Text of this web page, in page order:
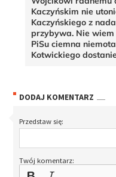
Kaczyńskim nie
Kaczyńskiego z
przybywa. Nie
PiSu ciemna
Kotwickiego
DODAJ KOMENTARZ
Przedstaw się:
Twój komentarz: